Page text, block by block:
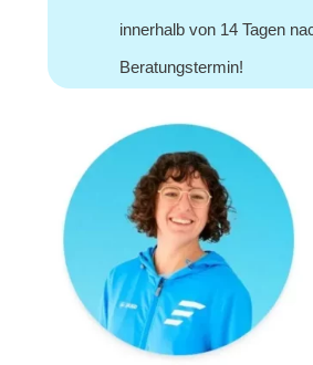
innerhalb von 14 Tagen
Beratungstermin!